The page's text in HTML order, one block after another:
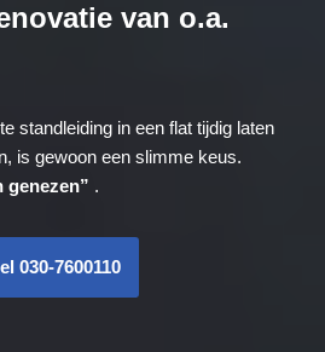
van o.a.
standleiding in een flat tijdig laten
is gewoon een slimme keus.
genezen” .
030-7600110